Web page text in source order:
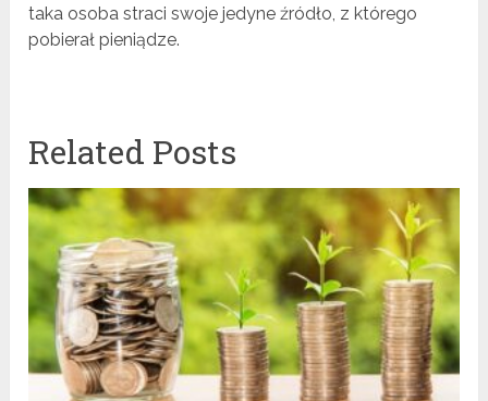
taka osoba straci swoje jedyne źródło, z którego
pobierał pieniądze.
Related Posts